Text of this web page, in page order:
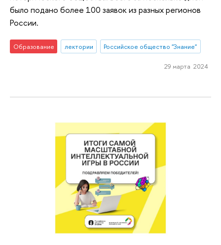
было подано более 100 заявок из разных регионов
России.
Образование лектории Российское общество "Знание"
29 марта 2024